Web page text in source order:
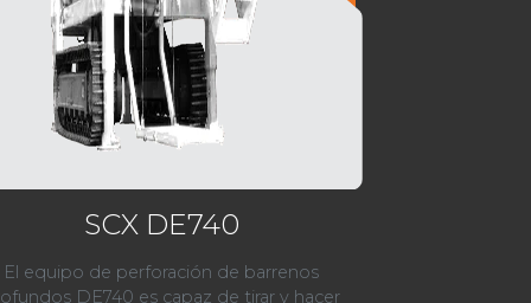
SCX DE740
El equipo de perforación de barrenos
DE740 es capaz de tirar y hacer